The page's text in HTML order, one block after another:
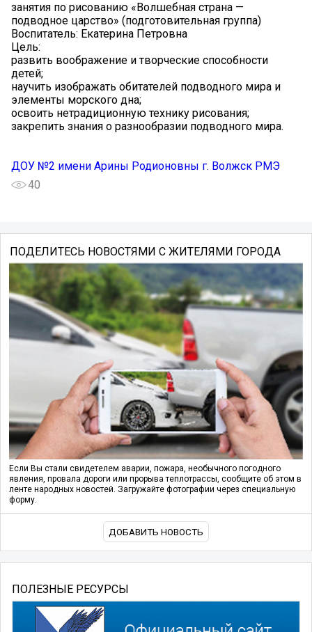
занятия по рисованию «Волшебная страна —
подводное царство» (подготовительная группа)
Воспитатель: Екатерина Петровна
Цель:
развить воображение и творческие способности
детей;
научить изображать обитателей подводного мира и
элементы морского дна;
освоить нетрадиционную технику рисования;
закрепить знания о разнообразии подводного мира.
ДОУ №2 имени Арины Родионовны г. Волжск РМЭ
40
ПОДЕЛИТЕСЬ НОВОСТЯМИ С ЖИТЕЛЯМИ ГОРОДА
Если Вы стали свидетелем аварии, пожара, необычного погодного
явления, провала дороги или прорыва теплотрассы, сообщите об этом в
ленте народных новостей. Загружайте фотографии через специальную
форму.
ДОБАВИТЬ НОВОСТЬ
ПОЛЕЗНЫЕ РЕСУРСЫ